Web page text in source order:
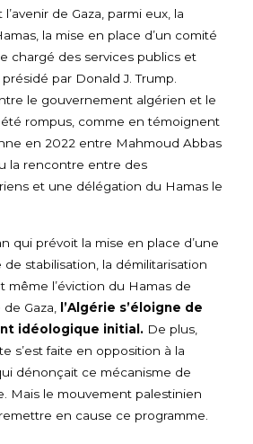
de Gaza, parmi eux, la
la mise en place d’un comité
chargé des services publics et
par Donald J. Trump.
le gouvernement algérien et le
été rompus, comme en témoignent
en 2022 entre Mahmoud Abbas
la rencontre entre des
et une délégation du Hamas le
qui prévoit la mise en place d’une
stabilisation, la démilitarisation
même l’éviction du Hamas de
Gaza,
l’Algérie s’éloigne de
idéologique initial. De plus,
s’est faite en opposition à la
dénonçait ce mécanisme de
Mais le mouvement palestinien
en cause ce programme.